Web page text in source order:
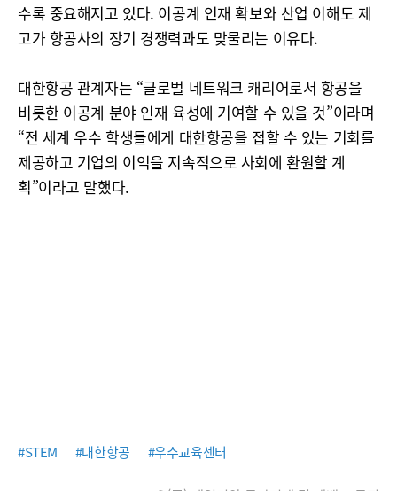
수록 중요해지고 있다. 이공계 인재 확보와 산업 이해도 제
고가 항공사의 장기 경쟁력과도 맞물리는 이유다.
대한항공 관계자는 “글로벌 네트워크 캐리어로서 항공을
비롯한 이공계 분야 인재 육성에 기여할 수 있을 것”이라며
“전 세계 우수 학생들에게 대한항공을 접할 수 있는 기회를
제공하고 기업의 이익을 지속적으로 사회에 환원할 계
획”이라고 말했다.
#STEM #대한항공 #우수교육센터